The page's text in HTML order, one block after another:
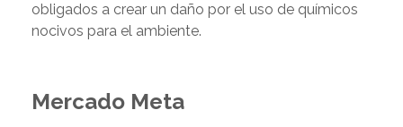
obligados a crear un daño por el uso de químicos
nocivos para el ambiente.
Mercado Meta